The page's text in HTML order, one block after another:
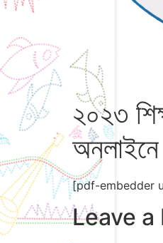
২০২৩
অনলাইনে
[pdf-embedder
Leave a